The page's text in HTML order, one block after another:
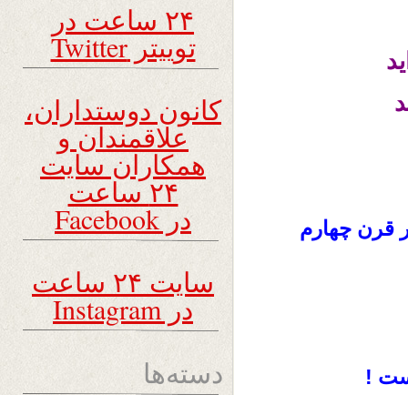
قرن چهارم
!
۲۴ ساعت در
توییتر Twitter
کانون دوستداران،
علاقمندان و
همکاران سایت
۲۴ ساعت
در Facebook
سایت ۲۴ ساعت
در Instagram
دسته‌ها